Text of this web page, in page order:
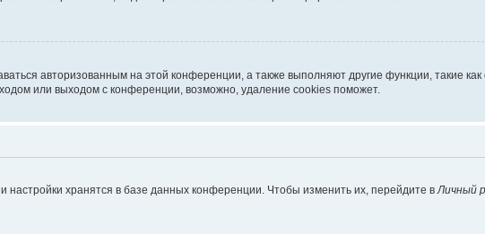
авторизованным на этой конференции, а также выполняют другие функции, такие
или выходом с конференции, возможно, удаление cookies поможет.
настройки хранятся в базе данных конференции. Чтобы изменить их, перейдите вЛичный